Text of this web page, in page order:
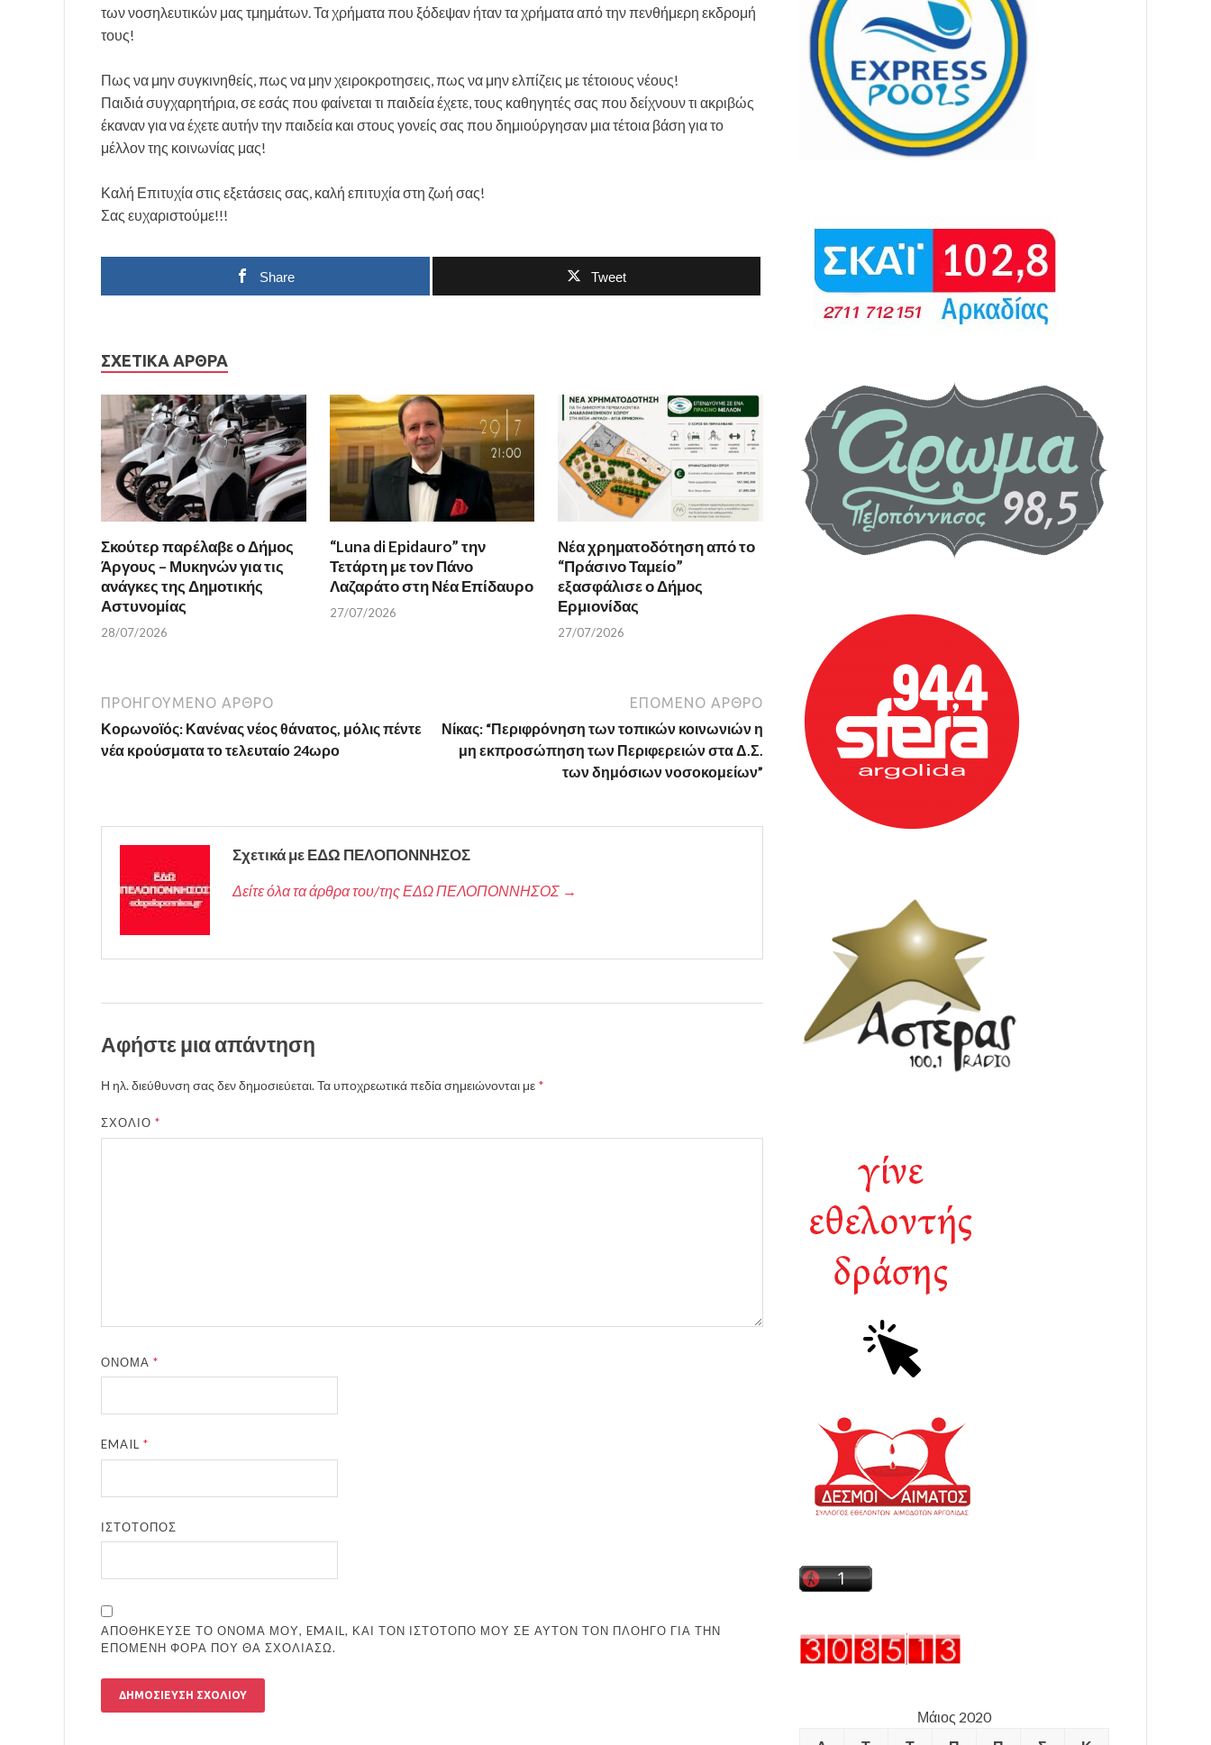
των νοσηλευτικών μας τμημάτων. Τα χρήματα που ξόδεψαν ήταν τα χρήματα από την πενθήμερη εκδρομή
τους!
Πως να μην συγκινηθείς, πως να μην χειροκροτησεις, πως να μην ελπίζεις με τέτοιους νέους!
Παιδιά συγχαρητήρια, σε εσάς που φαίνεται τι παιδεία έχετε, τους καθηγητές σας που δείχνουν τι ακριβώς
έκαναν για να έχετε αυτήν την παιδεία και στους γονείς σας που δημιούργησαν μια τέτοια βάση για το
μέλλον της κοινωνίας μας!
Καλή Επιτυχία στις εξετάσεις σας, καλή επιτυχία στη ζωή σας!
Σας ευχαριστούμε!!!
Share Tweet
ΣΧΕΤΙΚΆ ΆΡΘΡΑ
Σκούτερ παρέλαβε ο Δήμος
Άργους – Μυκηνών για τις
ανάγκες της Δημοτικής
Αστυνομίας
28/07/2026
“Luna di Epidauro” την
Τετάρτη με τον Πάνο
Λαζαράτο στη Νέα Επίδαυρο
27/07/2026
Νέα χρηματοδότηση από το
“Πράσινο Ταμείο”
εξασφάλισε ο Δήμος
Ερμιονίδας
27/07/2026
ΠΡΟΗΓΟΎΜΕΝΟ ΆΡΘΡΟ
Κορωνοϊός: Κανένας νέος θάνατος, μόλις πέντε
νέα κρούσματα το τελευταίο 24ωρο
ΕΠΌΜΕΝΟ ΆΡΘΡΟ
Νίκας: “Περιφρόνηση των τοπικών κοινωνιών η
μη εκπροσώπηση των Περιφερειών στα Δ.Σ.
των δημόσιων νοσοκομείων”
Σχετικά με ΕΔΩ ΠΕΛΟΠΟΝΝΗΣΟΣ
Δείτε όλα τα άρθρα του/της ΕΔΩ ΠΕΛΟΠΟΝΝΗΣΟΣ →
Αφήστε μια απάντηση
Η ηλ. διεύθυνση σας δεν δημοσιεύεται.Τα υποχρεωτικά πεδία σημειώνονται με *
ΣΧΌΛΙΟ*
ΌΝΟΜΑ*
EMAIL*
ΙΣΤΌΤΟΠΟΣ
ΑΠΟΘΉΚΕΥΣΕ ΤΟ ΌΝΟΜΆ ΜΟΥ, EMAIL, ΚΑΙ ΤΟΝ ΙΣΤΌΤΟΠΟ ΜΟΥ ΣΕ ΑΥΤΌΝ ΤΟΝ ΠΛΟΗΓΌ ΓΙΑ ΤΗΝ
ΕΠΌΜΕΝΗ ΦΟΡΆ ΠΟΥ ΘΑ ΣΧΟΛΙΆΣΩ.
Μάιος 2020